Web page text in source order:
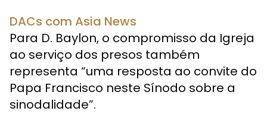
DACs com Asia News
Para D. Baylon, o compromisso da Igreja
ao serviço dos presos também
representa “uma resposta ao convite do
Papa Francisco neste Sínodo sobre a
sinodalidade”.